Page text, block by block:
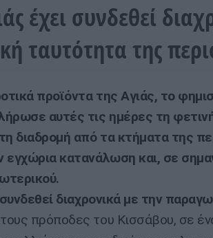
έχει συνδεθεί
ταυτότητα της
προϊόντα της Αγιάς, το
αυτές τις ημέρες τη
διαδρομή από τα κτήματα της
εγχώρια κατανάλωση και, σε
διαχρονικά με την
πρόποδες του Κισσάβου, σε